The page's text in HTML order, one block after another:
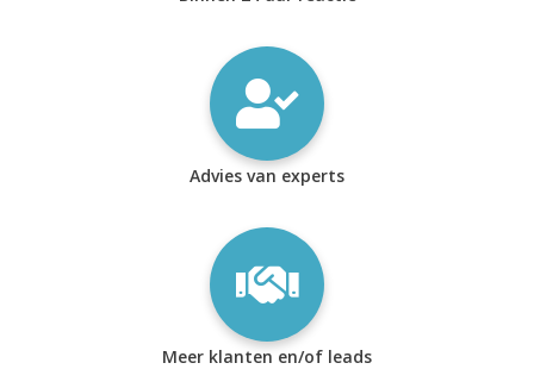
Advies van experts
Meer klanten en/of leads